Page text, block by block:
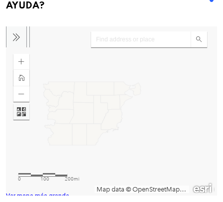
AYUDA?
Ver mapa más grande